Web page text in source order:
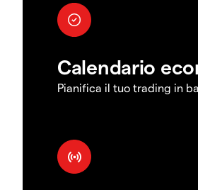
Calendario
Pianifica il tuo trading in